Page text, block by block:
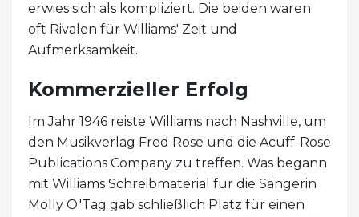
erwies sich als kompliziert. Die beiden waren
oft Rivalen für Williams' Zeit und
Aufmerksamkeit.
Kommerzieller Erfolg
Im Jahr 1946 reiste Williams nach Nashville, um
den Musikverlag Fred Rose und die Acuff-Rose
Publications Company zu treffen. Was begann
mit Williams Schreibmaterial für die Sängerin
Molly O.'Tag gab schließlich Platz für einen